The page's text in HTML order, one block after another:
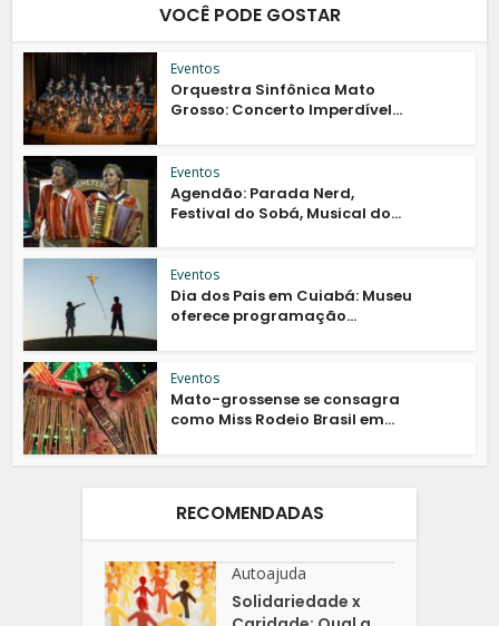
VOCÊ PODE GOSTAR
Eventos
Orquestra Sinfônica Mato
Grosso: Concerto Imperdível...
Eventos
Agendão: Parada Nerd,
Festival do Sobá, Musical do...
Eventos
Dia dos Pais em Cuiabá: Museu
oferece programação...
Eventos
Mato-grossense se consagra
como Miss Rodeio Brasil em...
RECOMENDADAS
Autoajuda
Solidariedade x